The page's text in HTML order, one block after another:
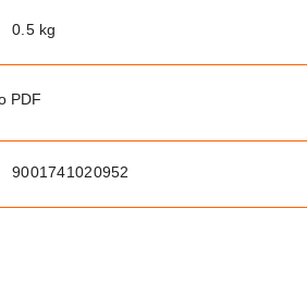
0.5 kg
PDF
9001741020952